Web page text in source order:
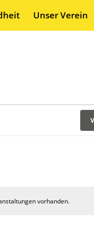
Unser Verein
vorhanden.